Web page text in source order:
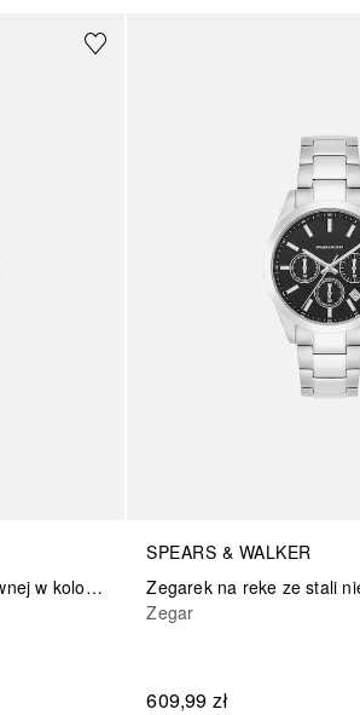
Zegarek na reke ze stali nierdzewnej w kolorze srebrnym
SPEARS & WALKER
Zegar
609,99 zł